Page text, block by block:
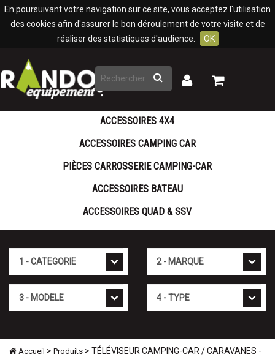
En poursuivant votre navigation sur ce site, vous acceptez l'utilisation
des cookies afin d'assurer le bon déroulement de votre visite et de
réaliser des statistiques d'audience.
OK
Rechercher
Mon
Mon
ACCESSOIRES 4X4
ACCESSOIRES CAMPING CAR
PIÈCES CARROSSERIE CAMPING-CAR
ACCESSOIRES BATEAU
ACCESSOIRES QUAD & SSV
Accueil > Produits > TÉLÉVISEUR CAMPING-CAR / CARAVANES -
Panneau de gestion des cookies